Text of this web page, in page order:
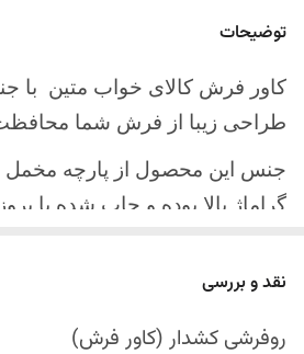
ارسال کالا
آینده
توضیحات
کاور فرش کالای خواب متین با
طراحی زیبا از فرش شما
جنس این محصول از پارچه مخمل
گراماژ بالا بوده و چاپ شده با
چهار گوشه این محصول با کش
نقد و بررسی
روفرشی کشدار (کاور فرش)